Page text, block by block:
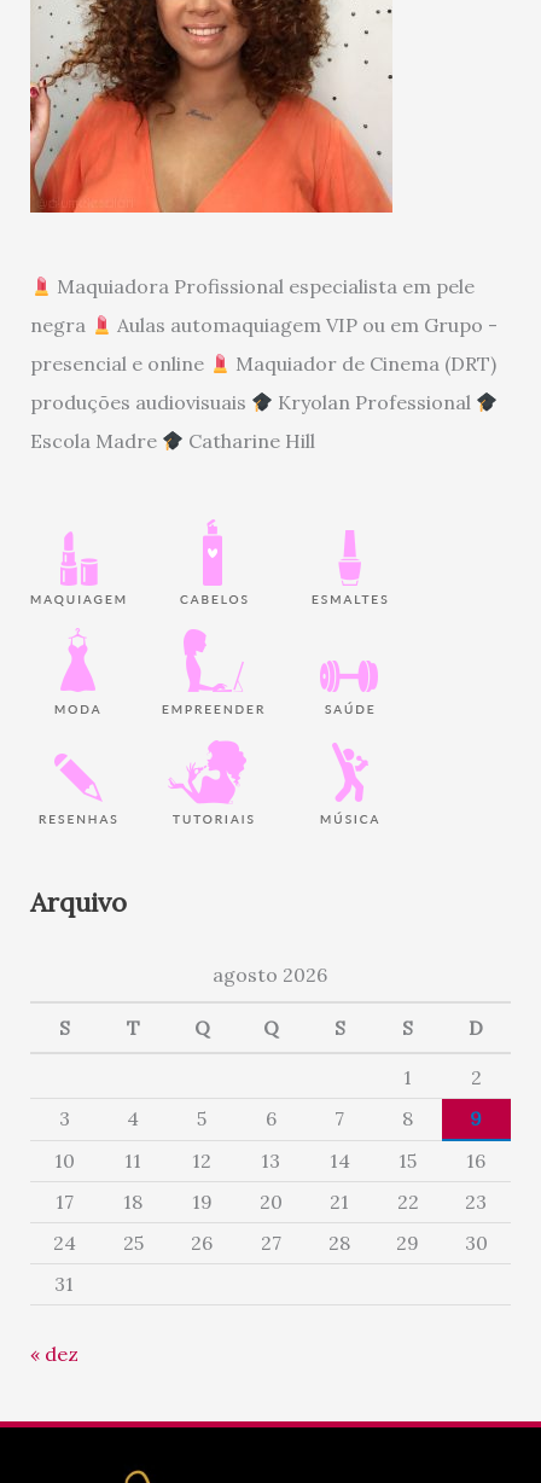
Maquiadora Profissional especialista em pele
negra
Aulas automaquiagem VIP ou em Grupo -
presencial e online
Maquiador de Cinema (DRT)
produções audiovisuais
Kryolan Professional
Escola Madre
Catharine Hill
Arquivo
agosto 2026
S T Q Q S S D
1
2
3
4 5 6 7 8
9
10
11 12 13 14 15
16
17
18 19 20 21 22
23
24
25 26 27 28 29
30
31
« dez